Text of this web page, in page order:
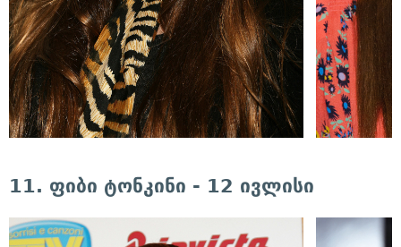
11. ფიბი ტონკინი - 12 ივლისი